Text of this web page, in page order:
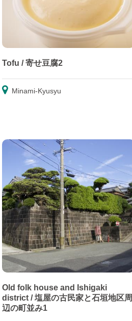
Tofu / 寄せ豆腐2
Minami-Kyusyu
Old folk house and Ishigaki
district / 塩屋の古民家と石垣地区周
辺の町並み1